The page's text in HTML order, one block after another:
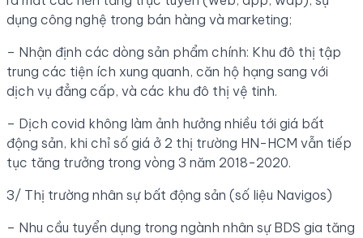
dụng công nghệ trong bán hàng và marketing;
– Nhận định các dòng sản phẩm chính: Khu đô thị tập
trung các tiện ích xung quanh, căn hộ hạng sang với
dịch vụ đẳng cấp, và các khu đô thị vệ tinh.
– Dịch covid không làm ảnh hưởng nhiều tới giá bất
động sản, khi chỉ số giá ở 2 thị trường HN-HCM vẫn tiếp
tục tăng trưởng trong vòng 3 năm 2018-2020.
3/ Thị trường nhân sự bất động sản (số liệu Navigos)
– Nhu cầu tuyển dụng trong ngành nhân sự BDS gia tăng